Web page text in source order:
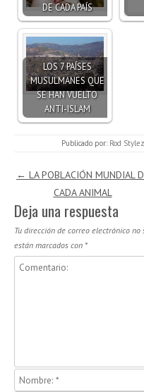
DE CADA PAÍS
LOS 7 PAÍSES
MUSULMANES QUE
SE HAN VUELTO
ANTI-ISLAM
Publicado por: Rod
Navegación de entradas
← LA POBLACIÓN MUNDIAL
CADA ANIMAL
Deja una respuesta
Tu dirección de correo electrónico no
están marcados con *